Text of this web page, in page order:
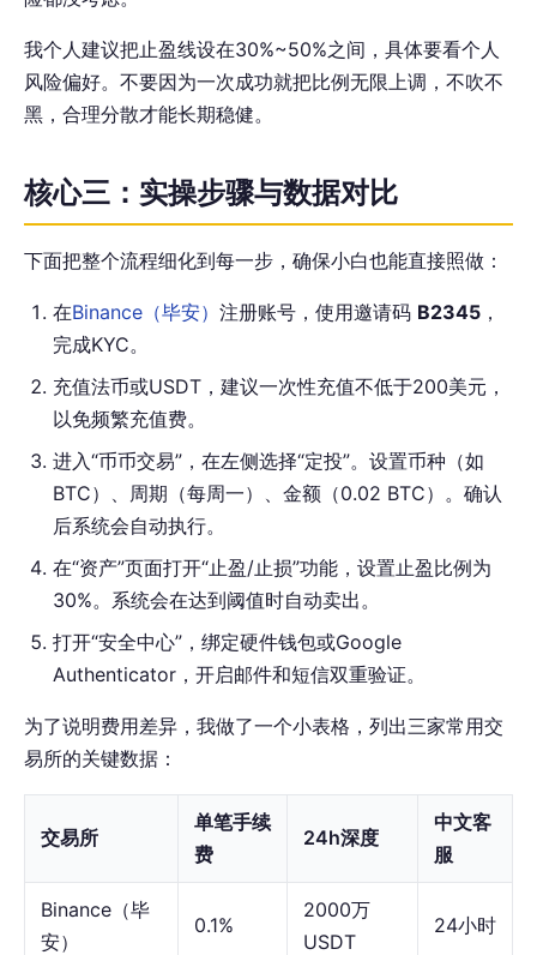
我个人建议把止盈线设在30%~50%之间，具体要看个人
风险偏好。不要因为一次成功就把比例无限上调，不吹不
黑，合理分散才能长期稳健。
核心三：实操步骤与数据对比
下面把整个流程细化到每一步，确保小白也能直接照做：
在Binance（毕安） 注册账号，使用邀请码 B2345 ，
完成KYC。
充值法币或USDT，建议一次性充值不低于200美元，
以免频繁充值费。
进入“币币交易”，在左侧选择“定投”。设置币种（如
BTC）、周期（每周一）、金额（0.02 BTC）。确认
后系统会自动执行。
在“资产”页面打开“止盈/止损”功能，设置止盈比例为
30%。系统会在达到阈值时自动卖出。
打开“安全中心”，绑定硬件钱包或Google
Authenticator，开启邮件和短信双重验证。
为了说明费用差异，我做了一个小表格，列出三家常用交
易所的关键数据：
交易所
单笔手续
费
24h深度
中文客
服
Binance（毕
安）
0.1%
2000万
USDT
24小时